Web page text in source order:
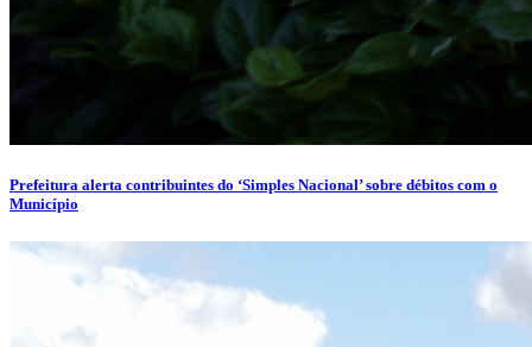
Prefeitura alerta contribuintes do ‘Simples Nacional’ sobre débitos com o
Município